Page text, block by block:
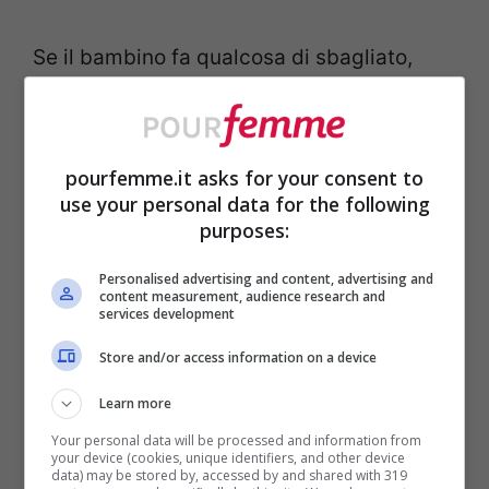
Se il bambino fa qualcosa di sbagliato,
casa, può capitare che ricorra a una bugia.
Non sempre lo fa per ingannare gli adulti,
spesso lo fa proprio per nascondere la
punizione.
Per quanto riguarda il vantaggio, invece, il
bambino può usare la bugia proprio per
ottenere qualcosa. Dopo qualche episodio,
inizia a capire che mentire può aiutarlo a
pourfemme.it asks for your consent to
use your personal data for the following
purposes:
Personalised advertising and content, advertising and
content measurement, audience research and
services development
Store and/or access information on a device
Learn more
Your personal data will be processed and information from
your device (cookies, unique identifiers, and other device
data) may be stored by, accessed by and shared with 319